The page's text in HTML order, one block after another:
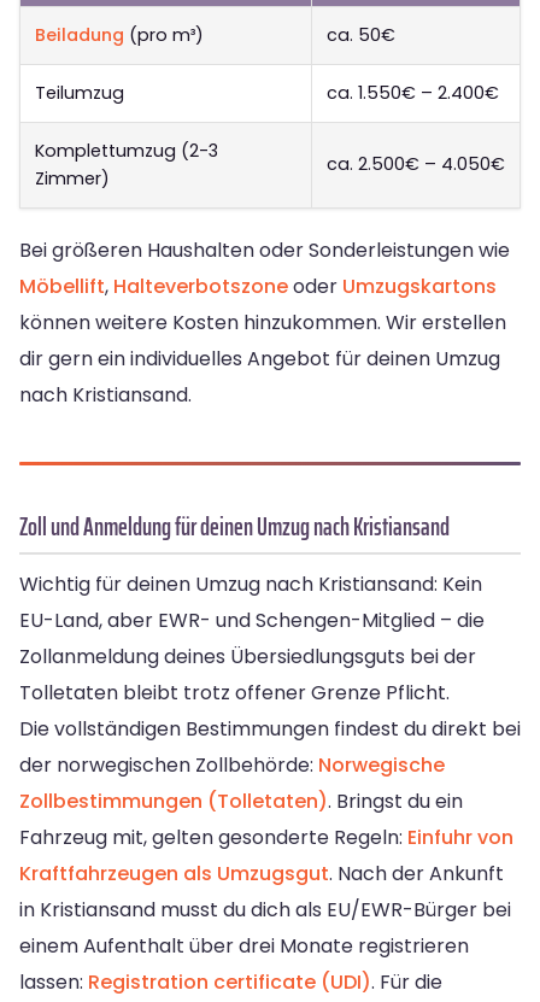
Beiladung (pro m³) ca. 50€
Teilumzug ca. 1.550€ – 2.400€
Komplettumzug (2-3
Zimmer)
ca. 2.500€ – 4.050€
Bei größeren Haushalten oder Sonderleistungen wie
Möbellift, Halteverbotszoneoder Umzugskartons
können weitere Kosten hinzukommen. Wir erstellen
dir gern ein individuelles Angebot für deinen Umzug
nach Kristiansand.
Zoll und Anmeldung für deinen Umzug nach Kristiansand
Wichtig für deinen Umzug nach Kristiansand: Kein
EU-Land, aber EWR- und Schengen-Mitglied – die
Zollanmeldung deines Übersiedlungsguts bei der
Tolletaten bleibt trotz offener Grenze Pflicht.
Die vollständigen Bestimmungen findest du direkt bei
der norwegischen Zollbehörde: Norwegische
Zollbestimmungen (Tolletaten). Bringst du ein
Fahrzeug mit, gelten gesonderte Regeln: Einfuhr von
Kraftfahrzeugen als Umzugsgut. Nach der Ankunft
in Kristiansand musst du dich als EU/EWR-Bürger bei
einem Aufenthalt über drei Monate registrieren
lassen: Registration certificate (UDI). Für die